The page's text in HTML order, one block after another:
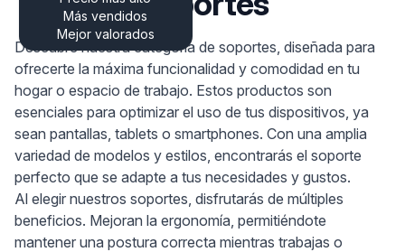
Más vendidos
Mejor valorados
Descubre nuestra categoría de soportes, diseñada para
ofrecerte la máxima funcionalidad y comodidad en tu
hogar o espacio de trabajo. Estos productos son
esenciales para optimizar el uso de tus dispositivos, ya
sean pantallas, tablets o smartphones. Con una amplia
variedad de modelos y estilos, encontrarás el soporte
perfecto que se adapte a tus necesidades y gustos.
Al elegir nuestros soportes, disfrutarás de múltiples
beneficios. Mejoran la ergonomía, permitiéndote
mantener una postura correcta mientras trabajas o